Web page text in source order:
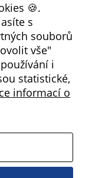
🍪.
s
souborů
vše"
i
statistické,
informací o
na Vašich
tak zvané
Na základě
informací
pouze